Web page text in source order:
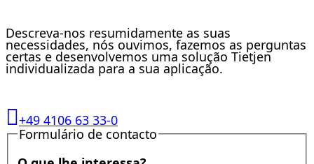
Descreva-nos resumidamente as suas
necessidades, nós ouvimos, fazemos as perguntas
certas e desenvolvemos uma solução Tietjen
individualizada para a sua aplicação.
+49 4106 63 33-0
Formulário de contacto